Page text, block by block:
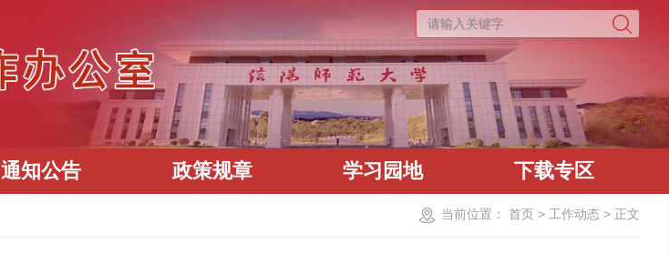
通知公告 政策规章 学习园地 下载专区
当前位置： 首页 > 工作动态 > 正文